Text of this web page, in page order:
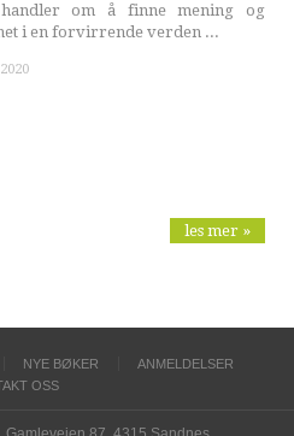
om å finne mening og
i en forvirrende verden ...
les mer »
NYE BØKER
ANMELDELSER
OSS